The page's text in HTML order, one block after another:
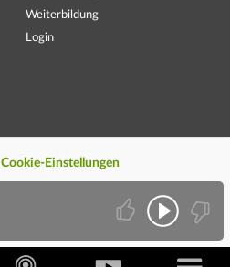
Weiterbildung
Login
Cookie-Einstellungen